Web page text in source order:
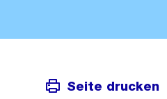
Seite drucken